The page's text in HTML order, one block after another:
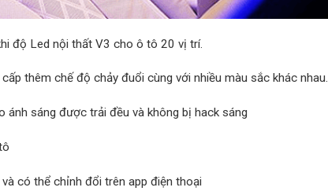
độ Led nội thất V3 cho ô tô 20 vị trí.
thêm chế độ chảy đuổi cùng với nhiều màu sắc khác nhau.
ánh sáng được trải đều và không bị hack sáng
có thể chỉnh đổi trên app điện thoại